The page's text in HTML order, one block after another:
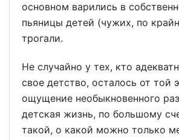
основном варились в
пьяницы детей (чужих, по
трогали.
Не случайно у тех, кто
свое детство, осталось от той
ощущение необыкновенного
детская жизнь, по большому
такой, о какой можно только